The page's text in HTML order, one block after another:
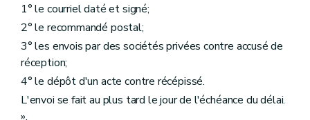
1° le courriel daté et signé;
2° le recommandé postal;
3° les envois par des sociétés privées contre accusé de
réception;
4° le dépôt d'un acte contre récépissé.
L'envoi se fait au plus tard le jour de l'échéance du délai.
».